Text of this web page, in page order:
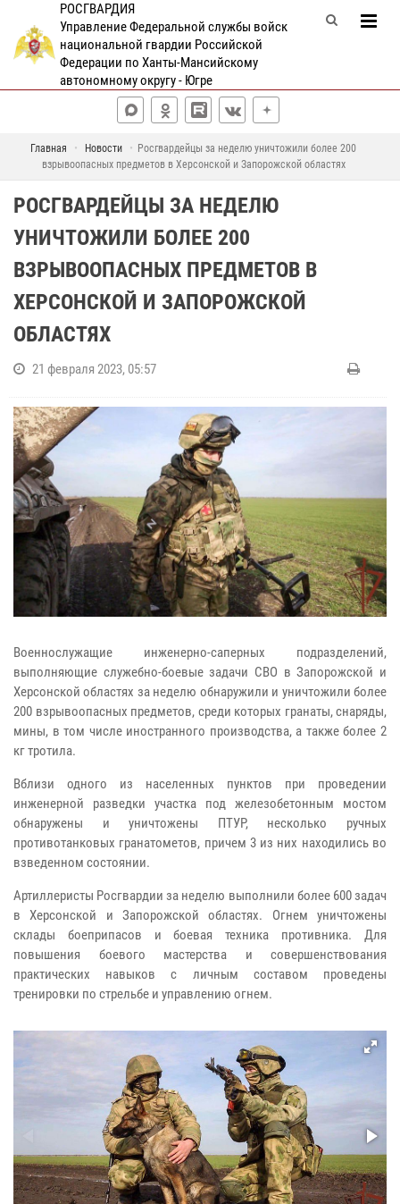
РОСГВАРДИЯ
Управление Федеральной службы войск
национальной гвардии Российской
Федерации по Ханты-Мансийскому
автономному округу - Югре
Главная Новости
Росгвардейцы за неделю уничтожили более 200
взрывоопасных предметов в Херсонской и Запорожской областях
РОСГВАРДЕЙЦЫ ЗА НЕДЕЛЮ
УНИЧТОЖИЛИ БОЛЕЕ 200
ВЗРЫВООПАСНЫХ ПРЕДМЕТОВ В
ХЕРСОНСКОЙ И ЗАПОРОЖСКОЙ
ОБЛАСТЯХ
21 февраля 2023, 05:57
Военнослужащие инженерно-саперных подразделений,
выполняющие служебно-боевые задачи СВО в Запорожской и
Херсонской областях за неделю обнаружили и уничтожили более
200 взрывоопасных предметов, среди которых гранаты, снаряды,
мины, в том числе иностранного производства, а также более 2
кг тротила.
Вблизи одного из населенных пунктов при проведении
инженерной разведки участка под железобетонным мостом
обнаружены и уничтожены ПТУР, несколько ручных
противотанковых гранатометов, причем 3 из них находились во
взведенном состоянии.
Артиллеристы Росгвардии за неделю выполнили более 600 задач
в Херсонской и Запорожской областях. Огнем уничтожены
склады боеприпасов и боевая техника противника. Для
повышения боевого мастерства и совершенствования
практических навыков с личным составом проведены
тренировки по стрельбе и управлению огнем.